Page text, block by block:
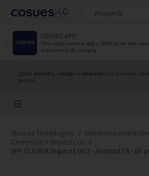
COSUES APP
Descarga nuestra app y disfruta de una
experiencia de compra.
¿Eres maestro, colegio o empresa? Inicia sesión
precios.
Resultados de la
Nuevas Tecnologías / Monitores
Clevertouch Impact Lux /
IFP CLEVER Impact Lux 2 - Android 15 - 65